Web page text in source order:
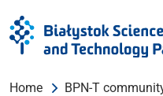
Home BPN-T